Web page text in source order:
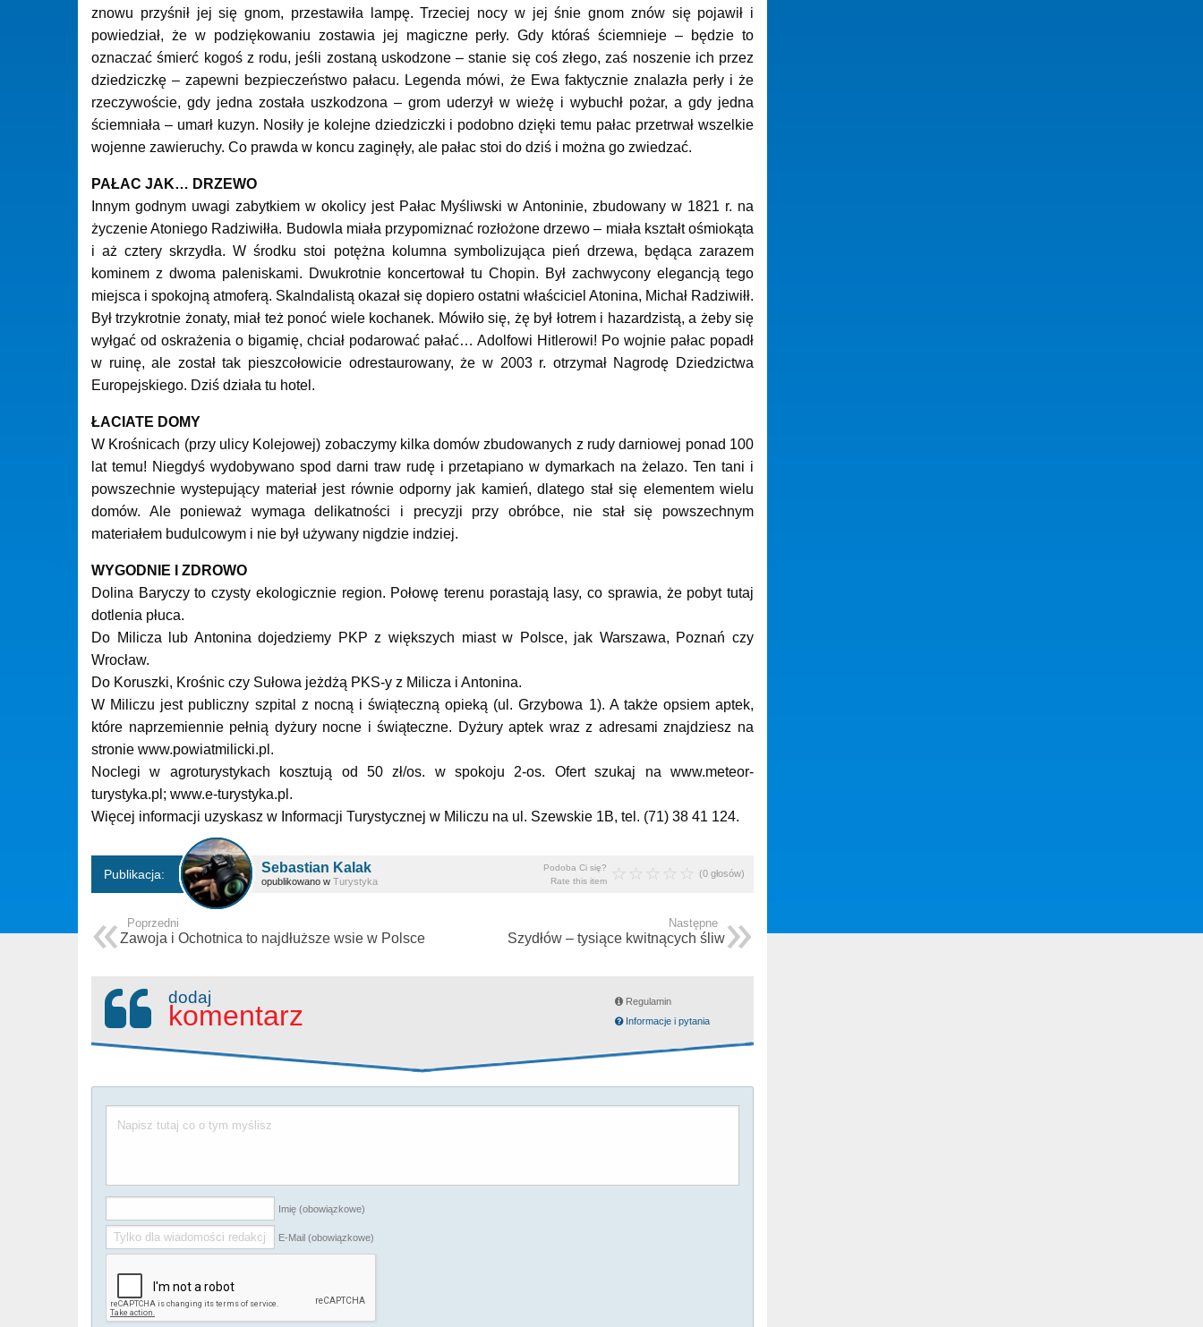
znowu przyśnił jej się gnom, przestawiła lampę. Trzeciej nocy w jej śnie gnom znów się pojawił i
powiedział, że w podziękowaniu zostawia jej magiczne perły. Gdy któraś ściemnieje – będzie to
oznaczać śmierć kogoś z rodu, jeśli zostaną uskodzone – stanie się coś złego, zaś noszenie ich przez
dziedziczkę – zapewni bezpieczeństwo pałacu. Legenda mówi, że Ewa faktycznie znalazła perły i że
rzeczywoście, gdy jedna została uszkodzona – grom uderzył w wieżę i wybuchł pożar, a gdy jedna
ściemniała – umarł kuzyn. Nosiły je kolejne dziedziczki i podobno dzięki temu pałac przetrwał wszelkie
wojenne zawieruchy. Co prawda w koncu zaginęły, ale pałac stoi do dziś i można go zwiedzać.
PAŁAC JAK… DRZEWO
Innym godnym uwagi zabytkiem w okolicy jest Pałac Myśliwski w Antoninie, zbudowany w 1821 r. na
życzenie Atoniego Radziwiłła. Budowla miała przypomiznać rozłożone drzewo – miała kształt ośmiokąta
i aż cztery skrzydła. W środku stoi potężna kolumna symbolizująca pień drzewa, będąca zarazem
kominem z dwoma paleniskami. Dwukrotnie koncertował tu Chopin. Był zachwycony elegancją tego
miejsca i spokojną atmoferą. Skalndalistą okazał się dopiero ostatni właściciel Atonina, Michał Radziwiłł.
Był trzykrotnie żonaty, miał też ponoć wiele kochanek. Mówiło się, żę był łotrem i hazardzistą, a żeby się
wyłgać od oskrażenia o bigamię, chciał podarować pałać… Adolfowi Hitlerowi! Po wojnie pałac popadł
w ruinę, ale został tak pieszcołowicie odrestaurowany, że w 2003 r. otrzymał Nagrodę Dziedzictwa
Europejskiego. Dziś działa tu hotel.
ŁACIATE DOMY
W Krośnicach (przy ulicy Kolejowej) zobaczymy kilka domów zbudowanych z rudy darniowej ponad 100
lat temu! Niegdyś wydobywano spod darni traw rudę i przetapiano w dymarkach na żelazo. Ten tani i
powszechnie wystepujący materiał jest równie odporny jak kamień, dlatego stał się elementem wielu
domów. Ale ponieważ wymaga delikatności i precyzji przy obróbce, nie stał się powszechnym
materiałem budulcowym i nie był używany nigdzie indziej.
WYGODNIE I ZDROWO
Dolina Baryczy to czysty ekologicznie region. Połowę terenu porastają lasy, co sprawia, że pobyt tutaj
dotlenia płuca.
Do Milicza lub Antonina dojedziemy PKP z większych miast w Polsce, jak Warszawa, Poznań czy
Wrocław.
Do Koruszki, Krośnic czy Sułowa jeżdżą PKS-y z Milicza i Antonina.
W Miliczu jest publiczny szpital z nocną i świąteczną opieką (ul. Grzybowa 1). A także opsiem aptek,
które naprzemiennie pełnią dyżury nocne i świąteczne. Dyżury aptek wraz z adresami znajdziesz na
stronie www.powiatmilicki.pl.
Noclegi w agroturystykach kosztują od 50 zł/os. w spokoju 2-os. Ofert szukaj na www.meteor-
turystyka.pl; www.e-turystyka.pl.
Więcej informacji uzyskasz w Informacji Turystycznej w Miliczu na ul. Szewskie 1B, tel. (71) 38 41 124.
Publikacja: Sebastian Kalak
opublikowano w Turystyka
Podoba Ci się?
Rate this item
(0 głosów)
Poprzedni
Zawoja i Ochotnica to najdłuższe wsie w Polsce
Następne
Szydłów – tysiące kwitnących śliw
dodaj
komentarz
Regulamin
Informacje i pytania
Imię (obowiązkowe)
E-Mail (obowiązkowe)